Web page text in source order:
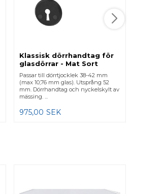
Klassisk dörrhandtag för
glasdörrar - Mat Sort
Passar till dörrtjocklek 38-42 mm
(max 10,76 mm glas). Utsprång 52
mm. Dörrhandtag och nyckelskylt av
mässing. ...
975,00 SEK